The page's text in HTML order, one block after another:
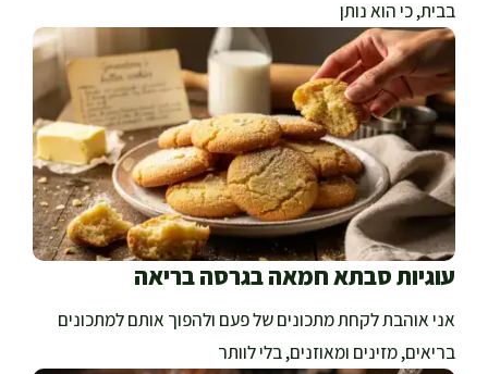
בבית, כי הוא נותן
עוגיות סבתא חמאה בגרסה בריאה
אני אוהבת לקחת מתכונים של פעם ולהפוך אותם למתכונים
בריאים, מזינים ומאוזנים, בלי לוותר